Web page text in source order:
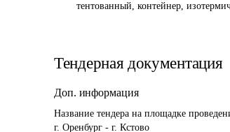
тентованный, контейнер,
Тендерная документация
Доп. информация
Название тендера на площадке
г. Оренбург - г. Кстово